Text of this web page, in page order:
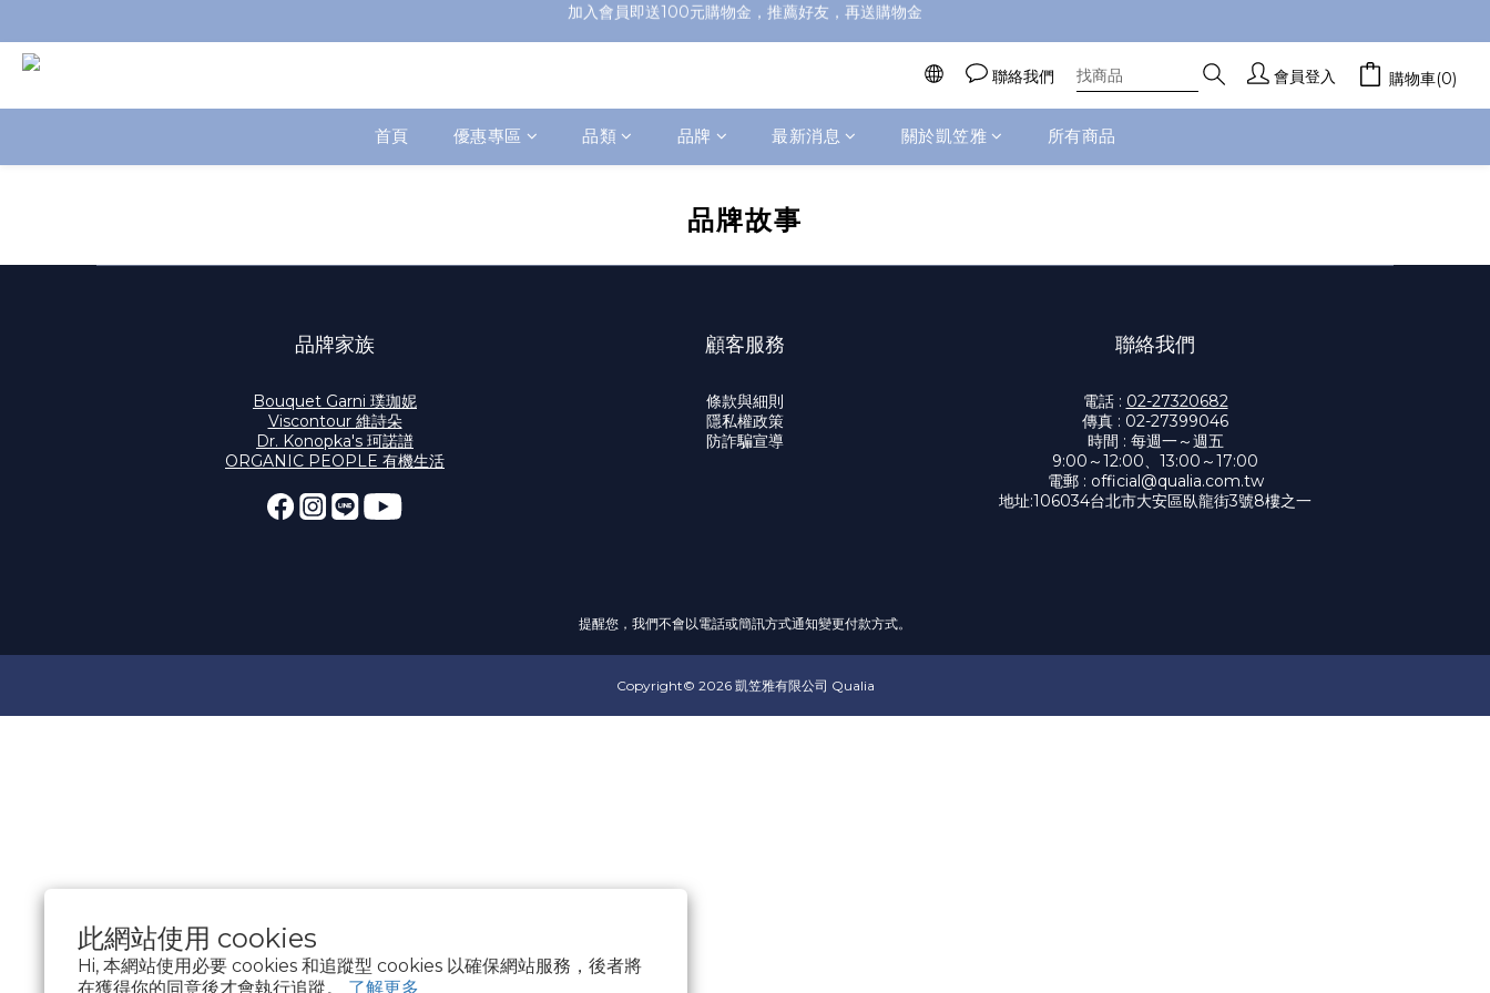
此網站使用 cookies
Hi, 本網站使用必要 cookies 和追蹤型 cookies 以確保網站服務，後者將
在獲得你的同意後才會執行追蹤。 了解更多
加入會員即送100元購物金，推薦好友，再送購物金
800元超商免運，1500元到宅免運
聯絡我們 會員登入 購物車(0)
首頁 優惠專區 品類 品牌 最新消息 關於凱笠雅 所有商品
品牌故事
品牌家族
Bouquet Garni 璞珈妮
Viscontour 維詩朵
Dr. Konopka's 珂諾譜
ORGANIC PEOPLE 有機生活
顧客服務
條款與細則
隱私權政策
防詐騙宣導
聯絡我們
電話 : 02-27320682
傳真 : 02-27399046
時間 : 每週一～週五
9:00～12:00、13:00～17:00
電郵 : official@qualia.com.tw
地址:106034台北市大安區臥龍街3號8樓之一
提醒您，我們不會以電話或簡訊方式通知變更付款方式。
Copyright© 2026 凱笠雅有限公司 Qualia